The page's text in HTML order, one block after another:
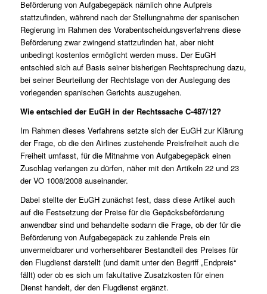
Beförderung von Aufgabegepäck nämlich ohne Aufpreis
stattzufinden, während nach der Stellungnahme der spanischen
Regierung im Rahmen des Vorabentscheidungsverfahrens diese
Beförderung zwar zwingend stattzufinden hat, aber nicht
unbedingt kostenlos ermöglicht werden muss. Der EuGH
entschied sich auf Basis seiner bisherigen Rechtsprechung dazu,
bei seiner Beurteilung der Rechtslage von der Auslegung des
vorlegenden spanischen Gerichts auszugehen.
Wie entschied der EuGH in der Rechtssache C-487/12?
Im Rahmen dieses Verfahrens setzte sich der EuGH zur Klärung
der Frage, ob die den Airlines zustehende Preisfreiheit auch die
Freiheit umfasst, für die Mitnahme von Aufgabegepäck einen
Zuschlag verlangen zu dürfen, näher mit den Artikeln 22 und 23
der VO 1008/2008 auseinander.
Dabei stellte der EuGH zunächst fest, dass diese Artikel auch
auf die Festsetzung der Preise für die Gepäcksbeförderung
anwendbar sind und behandelte sodann die Frage, ob der für die
Beförderung von Aufgabegepäck zu zahlende Preis ein
unvermeidbarer und vorhersehbarer Bestandteil des Preises für
den Flugdienst darstellt (und damit unter den Begriff „Endpreis“
fällt) oder ob es sich um fakultative Zusatzkosten für einen
Dienst handelt, der den Flugdienst ergänzt.